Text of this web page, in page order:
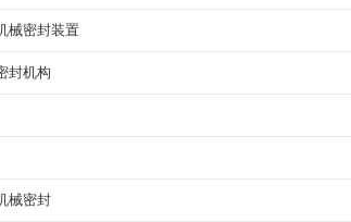
械密封装置
封机构
械密封